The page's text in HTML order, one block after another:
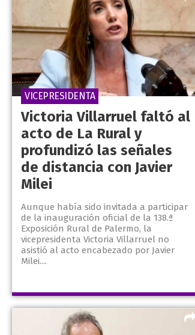
Victoria Villarruel faltó al
acto de La Rural y
profundizó las señales
de distancia con Javier
Milei
Aunque había sido invitada a participar
de la inauguración oficial de la 138.ª
Exposición Rural de Palermo, la
vicepresidenta Victoria Villarruel no
asistió al acto encabezado por Javier
Milei....
VICEPRESIDENTA